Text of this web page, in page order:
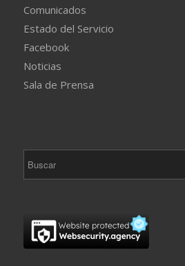
Comunicados
Estado del Servicio
Facebook
Noticias
Sala de Prensa